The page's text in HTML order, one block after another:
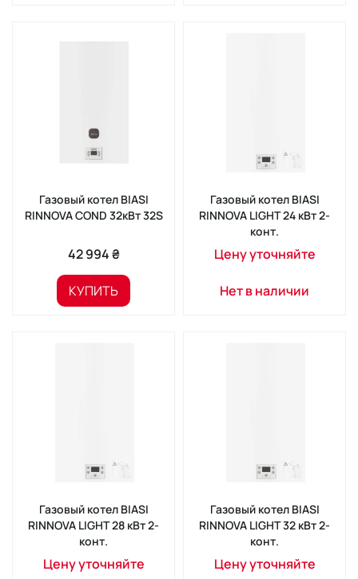
Газовый котел BIASI
RINNOVA COND 32кВт 32S
42 994 ₴
КУПИТЬ
Газовый котел BIASI
RINNOVA LIGHT 24 кВт 2-
конт.
Цену уточняйте
Нет в наличии
Газовый котел BIASI
RINNOVA LIGHT 28 кВт 2-
конт.
Цену уточняйте
Газовый котел BIASI
RINNOVA LIGHT 32 кВт 2-
конт.
Цену уточняйте